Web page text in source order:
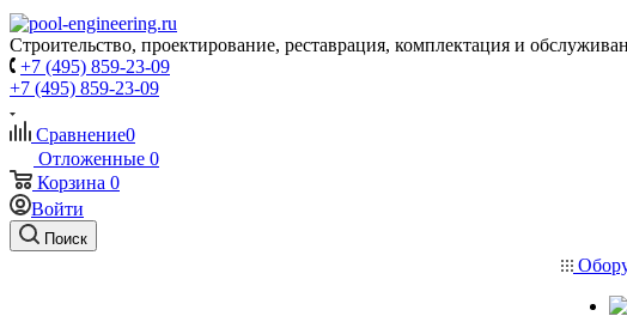
Строительство, проектирование, реставрация, комплектация и
+7 (495) 859-23-09
+7 (495) 859-23-09
Сравнение0
Отложенные 0
Корзина 0
Войти
Поиск